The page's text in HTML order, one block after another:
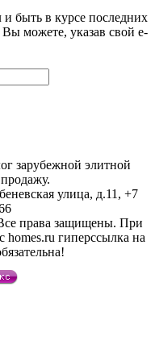
быть в курсе последних
можете, указав свой e-
зарубежной элитной
улица, д.11, +7
права защищены. При
гиперссылка на